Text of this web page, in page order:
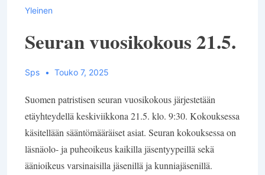
Yleinen
Seuran vuosikokous 21.5.
Sps Touko 7, 2025
Suomen patristisen seuran vuosikokous järjestetään
etäyhteydellä keskiviikkona 21.5. klo. 9:30. Kokouksessa
käsitellään sääntömääräiset asiat. Seuran kokouksessa on
läsnäolo- ja puheoikeus kaikilla jäsentyypeillä sekä
äänioikeus varsinaisilla jäsenillä ja kunniajäsenillä.